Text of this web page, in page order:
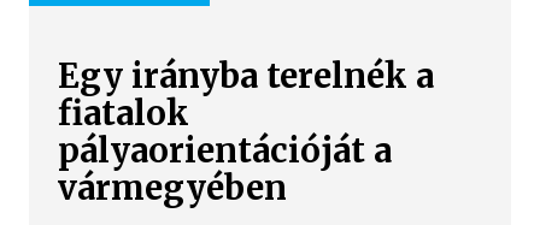
Egy irányba terelnék a
fiatalok
pályaorientációját a
vármegyében